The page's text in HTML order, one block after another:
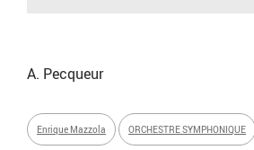
A. Pecqueur
Enrique Mazzola ORCHESTRE SYMPHONIQUE